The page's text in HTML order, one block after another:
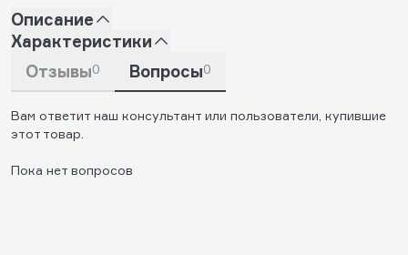
Описание
Характеристики
Отзывы0 Вопросы0
Вам ответит наш консультант или пользователи, купившие
этот товар.
Пока нет вопросов